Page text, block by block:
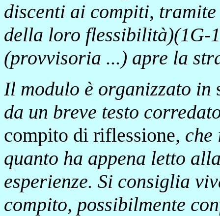
discenti ai compiti,
della loro flessibilità)(1G-
(provvisoria ...) apre la
Il modulo è organizzato in
da un breve testo
compito di riflessione,
quanto ha appena letto
esperienze. Si consiglia
compito, possibilmente